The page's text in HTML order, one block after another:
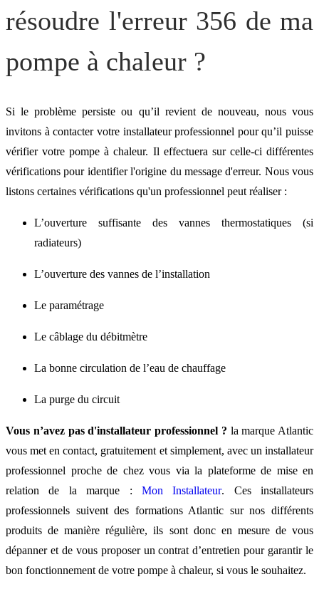
résoudre l'erreur 356 de ma
pompe à chaleur ?
Si le problème persiste ou qu’il revient de nouveau, nous vous
invitons à contacter votre installateur professionnel pour qu’il puisse
vérifier votre pompe à chaleur. Il effectuera sur celle-ci différentes
vérifications pour identifier l'origine du message d'erreur. Nous vous
listons certaines vérifications qu'un professionnel peut réaliser :
L’ouverture suffisante des vannes thermostatiques (si
radiateurs)
L’ouverture des vannes de l’installation
Le paramétrage
Le câblage du débitmètre
La bonne circulation de l’eau de chauffage
La purge du circuit
Vous n’avez pas d'installateur professionnel ? la marque Atlantic
vous met en contact, gratuitement et simplement, avec un installateur
professionnel proche de chez vous via la plateforme de mise en
relation de la marque : Mon Installateur. Ces installateurs
professionnels suivent des formations Atlantic sur nos différents
produits de manière régulière, ils sont donc en mesure de vous
dépanner et de vous proposer un contrat d’entretien pour garantir le
bon fonctionnement de votre pompe à chaleur, si vous le souhaitez.